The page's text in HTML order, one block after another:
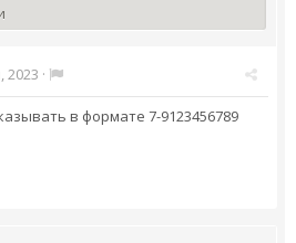
2023 ·
в формате 7-9123456789